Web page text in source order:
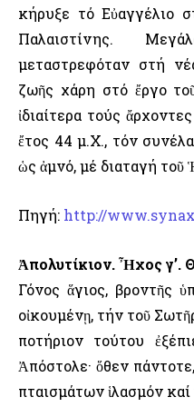
κήρυξε τό Εὐαγγέλιο
Παλαιστίνης.
μεταστρεφόταν στή
ζωῆς χάρη στό ἔργο
ἰδιαίτερα τούς
ἔτος 44 μ.Χ., τόν
ὡς ἀμνό, μέ διαταγή
Πηγή: http://
Ἀπολυτίκιον. Ἦχος γ’.
Γόνος ἅγιος, βροντῆς
οἰκουμένῃ, τήν τοῦ
ποτήριον τούτου
Ἀπόστολε· ὅθεν
πταισμάτων ἱλασμόν καί